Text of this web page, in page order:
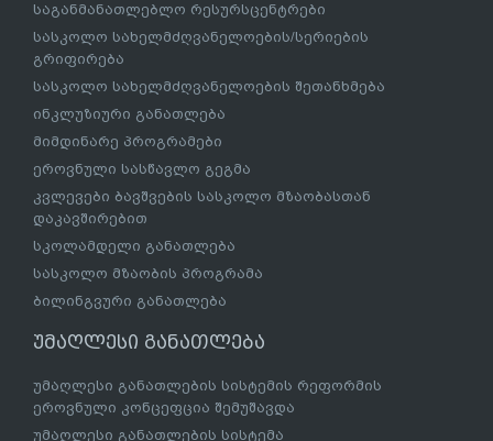
საგანმანათლებლო რესურსცენტრები
სასკოლო სახელმძღვანელოების/სერიების
გრიფირება
სასკოლო სახელმძღვანელოების შეთანხმება
ინკლუზიური განათლება
მიმდინარე პროგრამები
ეროვნული სასწავლო გეგმა
კვლევები ბავშვების სასკოლო მზაობასთან
დაკავშირებით
სკოლამდელი განათლება
სასკოლო მზაობის პროგრამა
ბილინგვური განათლება
უმაღლესი განათლება
უმაღლესი განათლების სისტემის რეფორმის
ეროვნული კონცეფცია შემუშავდა
უმაღლესი განათლების სისტემა